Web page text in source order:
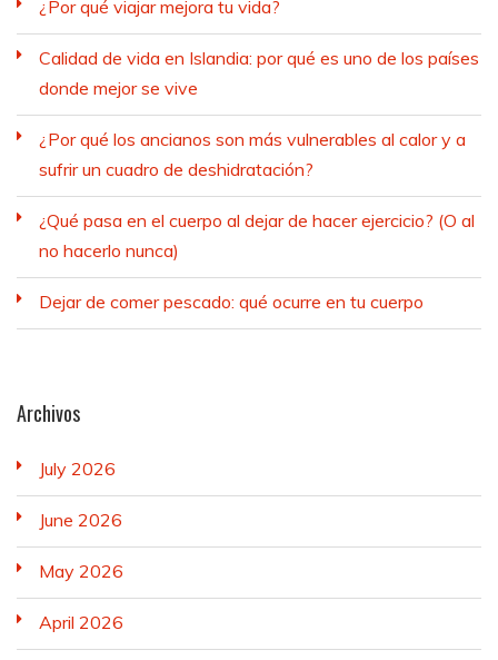
¿Por qué viajar mejora tu vida?
Calidad de vida en Islandia: por qué es uno de los países
donde mejor se vive
¿Por qué los ancianos son más vulnerables al calor y a
sufrir un cuadro de deshidratación?
¿Qué pasa en el cuerpo al dejar de hacer ejercicio? (O al
no hacerlo nunca)
Dejar de comer pescado: qué ocurre en tu cuerpo
Archivos
July 2026
June 2026
May 2026
April 2026